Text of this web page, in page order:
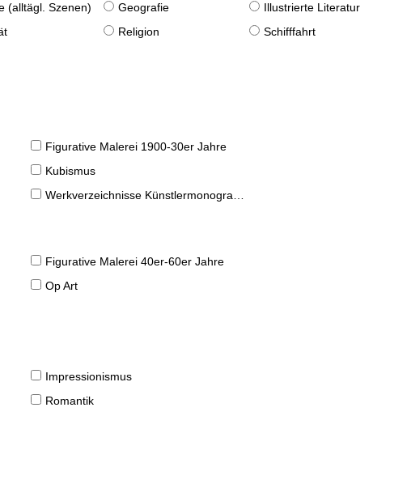
(alltägl. Szenen) Geografie
Illustrierte Literatur
Religion
Schifffahrt
Figurative Malerei 1900-30er Jahre
Kubismus
Werkverzeichnisse Künstlermonographien
Figurative Malerei 40er-60er Jahre
Op Art
Impressionismus
Romantik